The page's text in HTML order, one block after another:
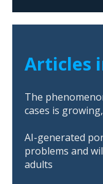
Articles
The
cases is
AI-generated
problems and
adults